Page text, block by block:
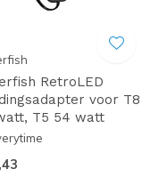
RetroLED
voor T8
T5 54 watt